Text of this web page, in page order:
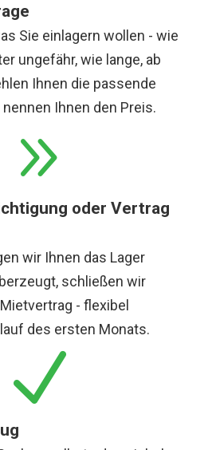
Sie einlagern wollen - wie
ungefähr, wie lange, ab
Ihnen die passende
Ihnen den Preis.
9
oder Vertrag
wir Ihnen das Lager
schließen wir
- flexibel
des ersten Monats.
N